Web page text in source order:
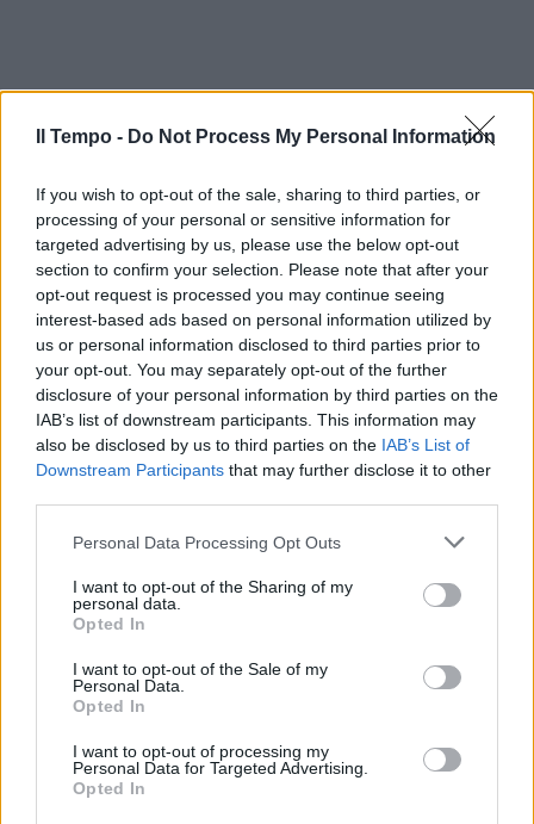
Il Tempo - Do Not Process My Personal Information
If you wish to opt-out of the sale, sharing to third parties, or
processing of your personal or sensitive information for
targeted advertising by us, please use the below opt-out
section to confirm your selection. Please note that after your
opt-out request is processed you may continue seeing
interest-based ads based on personal information utilized by
us or personal information disclosed to third parties prior to
your opt-out. You may separately opt-out of the further
disclosure of your personal information by third parties on the
IAB’s list of downstream participants. This information may
also be disclosed by us to third parties on the IAB’s List of
Downstream Participants that may further disclose it to other
Personal Data Processing Opt Outs
I want to opt-out of the Sharing of my
personal data.
Opted In
I want to opt-out of the Sale of my
Personal Data.
Opted In
I want to opt-out of processing my
Personal Data for Targeted Advertising.
Opted In
In evidenza